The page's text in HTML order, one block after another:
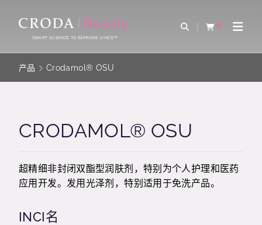
CONTENTSMART SCIENCE TO IMPROVE LIVES™
Open Search
0
查看购物车Open
产品 Crodamol® OSU
CRODAMOL® OSU
超精细非封闭双酯型润肤剂，特别为个人护理和医药
应用开发。发用光泽剂，特别适用于免洗产品。
INCI名